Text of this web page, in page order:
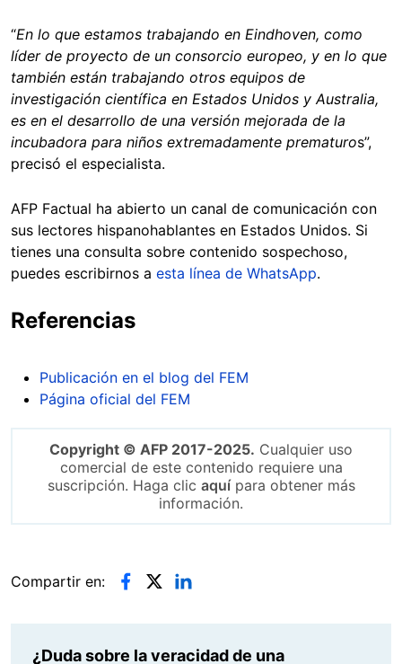
“En lo que estamos trabajando en Eindhoven, como
líder de proyecto de un consorcio europeo, y en lo que
también están trabajando otros equipos de
investigación científica en Estados Unidos y Australia,
es en el desarrollo de una versión mejorada de la
incubadora para niños extremadamente prematuros”,
precisó el especialista.
AFP Factual ha abierto un canal de comunicación con
sus lectores hispanohablantes en Estados Unidos. Si
tienes una consulta sobre contenido sospechoso,
puedes escribirnos a esta línea de WhatsApp.
Referencias
Publicación en el blog del FEM
Página oficial del FEM
Copyright © AFP 2017-2025. Cualquier uso
comercial de este contenido requiere una
suscripción. Haga clic aquípara obtener más
información.
Compartir en:
¿Duda sobre la veracidad de una